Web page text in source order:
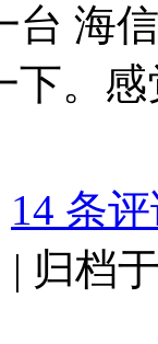
海
下。
14 条
| 归档